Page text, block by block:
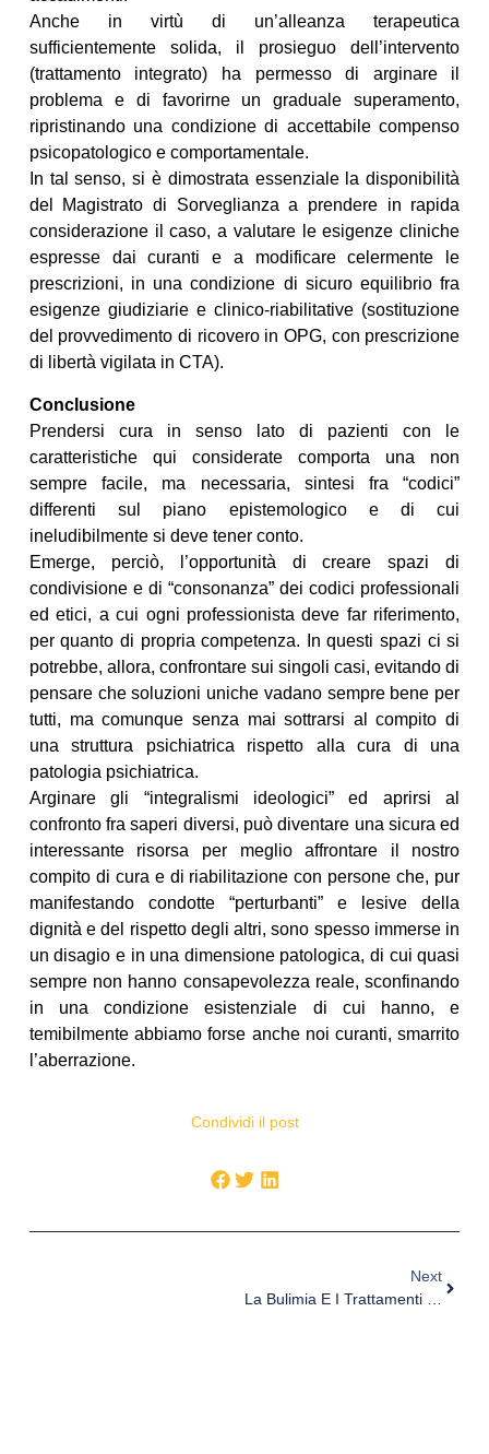
Anche in virtù di un’alleanza terapeutica
sufficientemente solida, il prosieguo dell’intervento
(trattamento integrato) ha permesso di arginare il
problema e di favorirne un graduale superamento,
ripristinando una condizione di accettabile compenso
psicopatologico e comportamentale.
In tal senso, si è dimostrata essenziale la disponibilità
del Magistrato di Sorveglianza a prendere in rapida
considerazione il caso, a valutare le esigenze cliniche
espresse dai curanti e a modificare celermente le
prescrizioni, in una condizione di sicuro equilibrio fra
esigenze giudiziarie e clinico-riabilitative (sostituzione
del provvedimento di ricovero in OPG, con prescrizione
di libertà vigilata in CTA).
Conclusione
Prendersi cura in senso lato di pazienti con le
caratteristiche qui considerate comporta una non
sempre facile, ma necessaria, sintesi fra “codici”
differenti sul piano epistemologico e di cui
ineludibilmente si deve tener conto.
Emerge, perciò, l’opportunità di creare spazi di
condivisione e di “consonanza” dei codici professionali
ed etici, a cui ogni professionista deve far riferimento,
per quanto di propria competenza. In questi spazi ci si
potrebbe, allora, confrontare sui singoli casi, evitando di
pensare che soluzioni uniche vadano sempre bene per
tutti, ma comunque senza mai sottrarsi al compito di
una struttura psichiatrica rispetto alla cura di una
patologia psichiatrica.
Arginare gli “integralismi ideologici” ed aprirsi al
confronto fra saperi diversi, può diventare una sicura ed
interessante risorsa per meglio affrontare il nostro
compito di cura e di riabilitazione con persone che, pur
manifestando condotte “perturbanti” e lesive della
dignità e del rispetto degli altri, sono spesso immerse in
un disagio e in una dimensione patologica, di cui quasi
sempre non hanno consapevolezza reale, sconfinando
in una condizione esistenziale di cui hanno, e
temibilmente abbiamo forse anche noi curanti, smarrito
l’aberrazione.
Condividi il post
Next